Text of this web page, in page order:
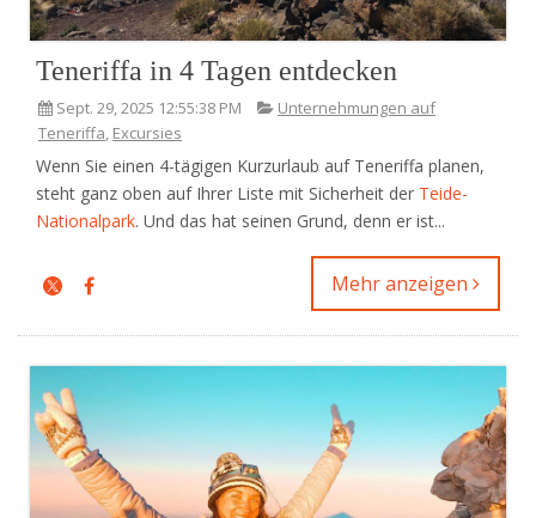
Teneriffa in 4 Tagen entdecken
Sept. 29, 2025 12:55:38 PM
Unternehmungen auf
Teneriffa, Excursies
Wenn Sie einen 4-tägigen Kurzurlaub auf Teneriffa planen,
steht ganz oben auf Ihrer Liste mit Sicherheit der Teide-
Nationalpark. Und das hat seinen Grund, denn er ist...
Mehr anzeigen